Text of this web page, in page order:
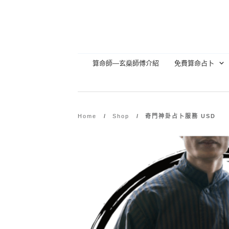
算命師—玄燊師傅介紹 免費算命占卜
Home / Shop / 奇門神卦占卜服務 USD